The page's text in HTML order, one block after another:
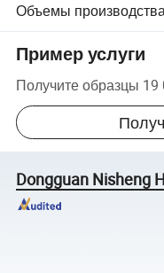
Объемы
Пример услуги
Получите образцы 19
Dongguan Nisheng